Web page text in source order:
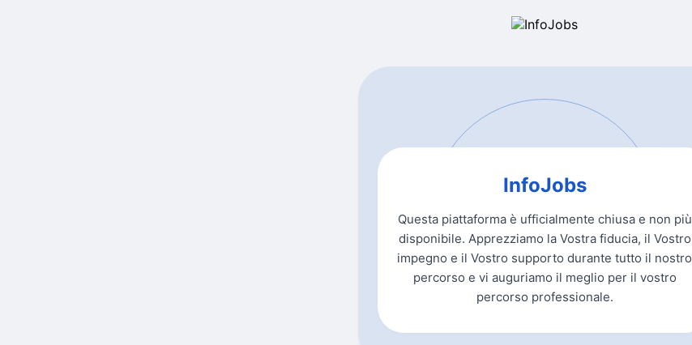
InfoJobs
Questa piattaforma è ufficialmente chiusa e non più
disponibile. Apprezziamo la Vostra fiducia, il Vostro
impegno e il Vostro supporto durante tutto il nostro
percorso e vi auguriamo il meglio per il vostro
percorso professionale.